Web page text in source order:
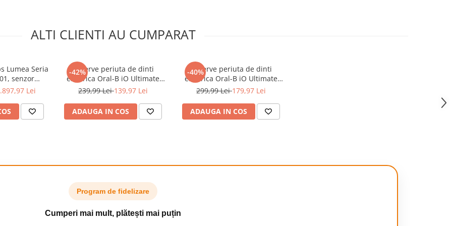
ALTI CLIENTI AU CUMPARAT
Lumea Seria
01, senzor
la
fir, 450.000
fata, corp,
Lei
-42%
Rezerve periuta de dinti
electrica Oral-B iO Ultimate
Clean, compatibile doar cu
239,99 Lei139,97 Lei
ADAUGA IN COS
-40%
Rezerve periuta de dinti
electrica Oral-B iO Ultimate
Clean, compatibile doar cu
299,99 Lei179,97 Lei
ADAUGA IN COS
Program de fidelizare
Cumperi mai mult, plătești mai puțin